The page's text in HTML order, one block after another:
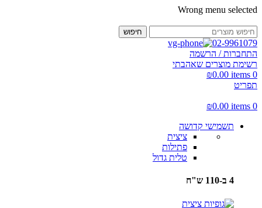
Wrong menu selected
חיפוש
02-9961079
התחברות / הרשמה
רשימת מוצרים שאהבתי
0
items
₪0.00
תפריט
0
items
₪0.00
תשמישי קדושה
ציצית
פתילות
טלית גדול
4 ב-110 ש"ח